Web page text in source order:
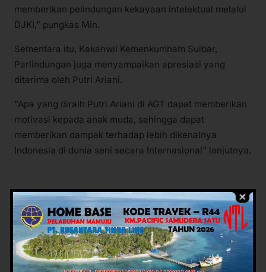
memberikan pelindungan kekayaan intelektual melalui
DJKI,” pungkas Min.
Sementara itu, Kakanwil Kemenkumham Sulbar,
Parlindungan juga menyampaikan apresiasi yang
diterima oleh Putri Ariani.
“Apa yang diraih Putri Ariani di AGT dapat memberikan
motivasi kepada anak muda, sehingga dapat
memberikan dampak terhadap lebih dikenalnya
Indonesia di dunia seni secara Internasional” lanjutnya.
Baca juga: Gubernur Sulbar Targetkan Seluruh
Tindak Lanjut Temuan BPK Tuntas 11 Agustus
2026